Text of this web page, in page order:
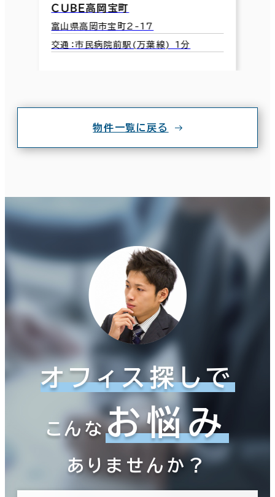
ＣＵＢＥ高岡宝町
富山県高岡市宝町2-17
交通：市民病院前駅(万葉線) 1分
物件一覧に戻る
オフィス探しで
こんなお悩み
ありませんか？